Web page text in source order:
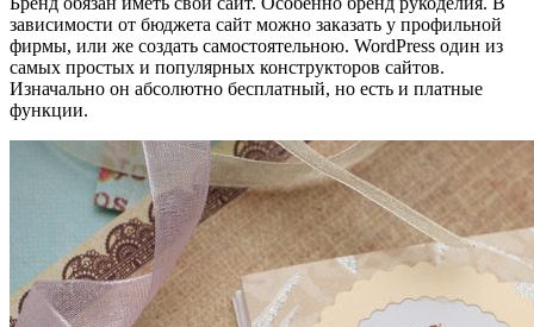
зависимости от бюджета сайт можно заказать у профильной
фирмы, или же создать самостоятельною. WordPress один из
самых простых и популярных конструкторов сайтов.
Изначально он абсолютно бесплатный, но есть и платные
функции.